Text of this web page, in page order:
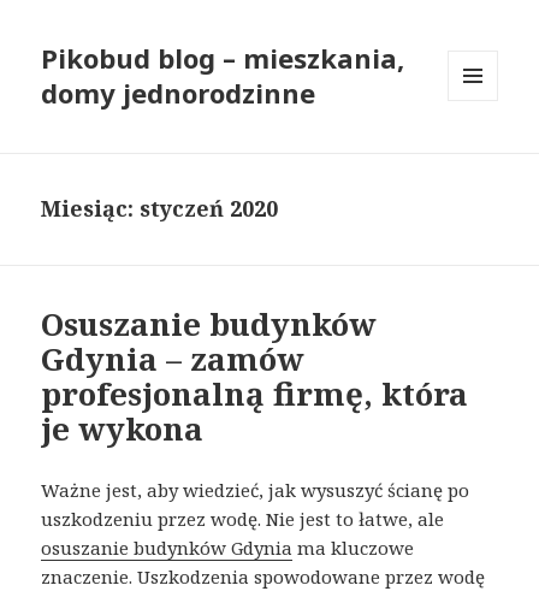
Pikobud blog – mieszkania,
domy jednorodzinne
Miesiąc: styczeń 2020
Osuszanie budynków
Gdynia – zamów
profesjonalną firmę, która
je wykona
Ważne jest, aby wiedzieć, jak wysuszyć ścianę po
uszkodzeniu przez wodę. Nie jest to łatwe, ale
osuszanie budynków Gdynia ma kluczowe
znaczenie. Uszkodzenia spowodowane przez wodę